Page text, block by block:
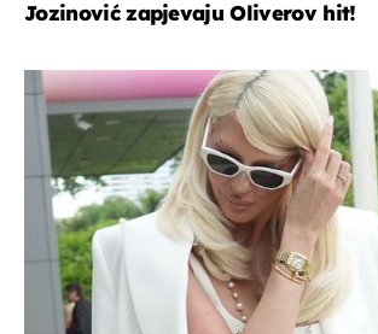
Jozinović zapjevaju Oliverov hit!